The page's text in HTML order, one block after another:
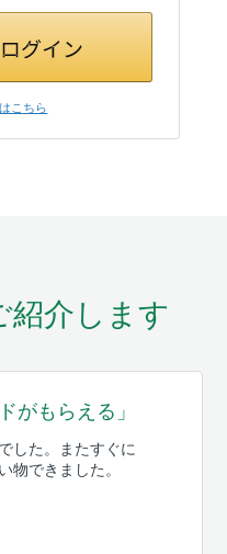
こちら
紹介します
がもらえる」
した。またすぐに
物できました。